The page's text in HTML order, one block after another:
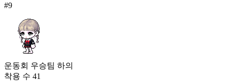
#9
운동회 우승팀 하의
착용 수 41